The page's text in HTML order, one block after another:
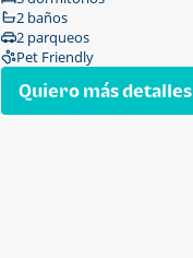
2 baños
2 parqueos
Pet Friendly
Quiero más detalles